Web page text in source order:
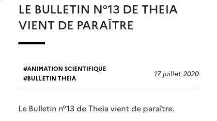
LE BULLETIN N°13 DE THEIA
VIENT DE PARAÎTRE
ANIMATION SCIENTIFIQUE
BULLETIN THEIA
17 juillet 2020
Le Bulletin n°13 de Theia vient de paraître.